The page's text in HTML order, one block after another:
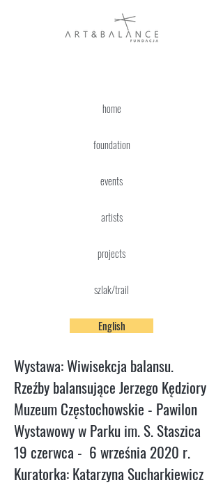
home
foundation
events
artists
projects
szlak/trail
English
Wystawa: Wiwisekcja balansu.
Rzeźby balansujące Jerzego Kędziory
Muzeum Częstochowskie - Pawilon
Wystawowy w Parku im. S. Staszica
19 czerwca - 6 września 2020 r.
Kuratorka: Katarzyna Sucharkiewicz